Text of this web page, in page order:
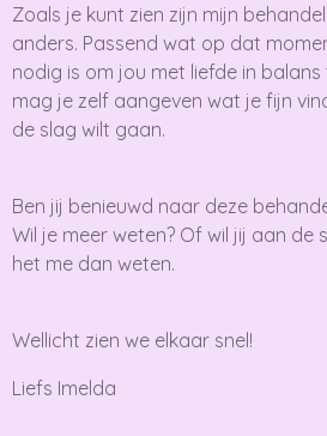
Zoals je kunt zien zijn mijn
anders. Passend wat op dat
nodig is om jou met liefde in
mag je zelf aangeven wat je fijn
de slag wilt gaan.
Ben jij benieuwd naar deze
Wil je meer weten? Of wil jij aan de
het me dan weten.
Wellicht zien we elkaar snel!
Liefs Imelda